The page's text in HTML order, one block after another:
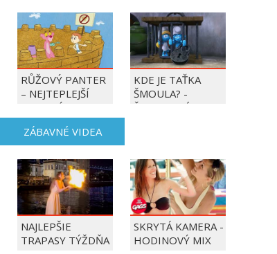
RŮŽOVÝ PANTER
– NEJTEPLEJŠÍ
OBDOBÍ ROKU
KDE JE TAŤKA
ŠMOULA? -
ŠMOULOVÉ
ZÁBAVNÉ VIDEA
NAJLEPŠIE
TRAPASY TÝŽDŇA
SKRYTÁ KAMERA -
HODINOVÝ MIX